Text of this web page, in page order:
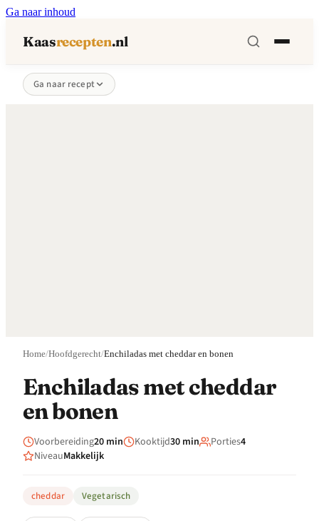
Ga naar inhoud
Kaasrecepten.nl
Ga naar recept
Home/Hoofdgerecht/Enchiladas met cheddar en bonen
Enchiladas met cheddar
en bonen
Voorbereiding20 min Kooktijd30 min Porties4
NiveauMakkelijk
cheddar Vegetarisch